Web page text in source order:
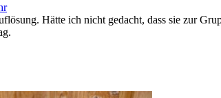
Hätte ich nicht gedacht, dass sie zur